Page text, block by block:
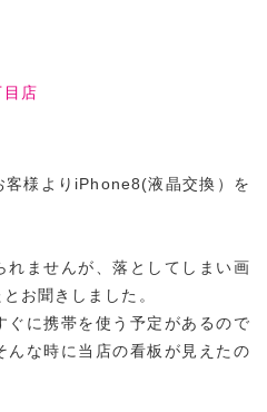
目店
客様よりiPhone8(液晶交換）を
れませんが、落としてしまい画
お聞きしました。
ぐに携帯を使う予定があるので
んな時に当店の看板が見えたの